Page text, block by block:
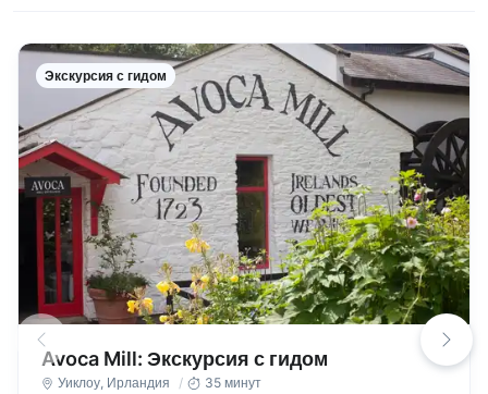
Экскурсия с гидом
Avoca Mill: Экскурсия с гидом
Уиклоу, Ирландия 35 минут